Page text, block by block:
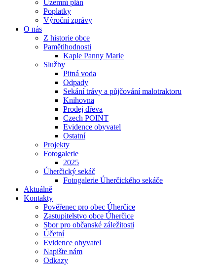
Územní plán
Poplatky
Výroční zprávy
O nás
Z historie obce
Pamětihodnosti
Kaple Panny Marie
Služby
Pitná voda
Odpady
Se­ká­ní trá­vy a půjčování ma­lo­trak­to­ru
Knihovna
Prodej dřeva
Czech POINT
Evidence obyvatel
Ostatní
Projekty
Fotogalerie
2025
Úherčický sekáč
Fotogalerie Úherčického sekáče
Aktuálně
Kontakty
Pověřenec pro obec Úherčice
Zastupitelstvo obce Úherčice
Sbor pro ob­čan­ské zá­le­ži­to­sti
Účetní
Evidence obyvatel
Napište nám
Odkazy